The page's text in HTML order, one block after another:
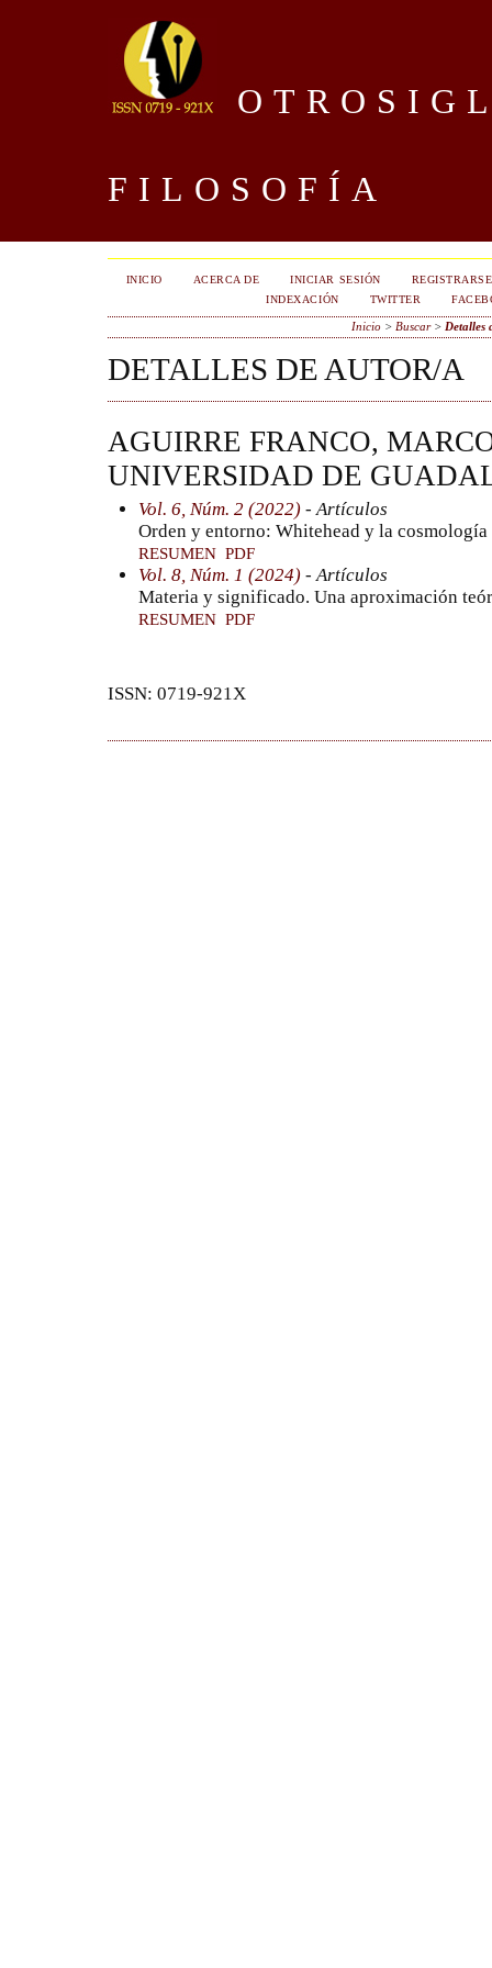
FILOSOFÍA
INICIO ACERCA DE INICIAR SESIÓN
REGISTRARSE
INDEXACIÓN
TWITTER
Inicio > Buscar> Detalles
DETALLES DE AUTOR/A
AGUIRRE FRANCO,
UNIVERSIDAD DE
Vol. 6, Núm. 2 (2022) - Artículos
Orden y entorno: Whitehead y la cosmología
RESUMEN PDF
Vol. 8, Núm. 1 (2024) - Artículos
Materia y significado. Una aproximación
RESUMEN PDF
ISSN: 0719-921X